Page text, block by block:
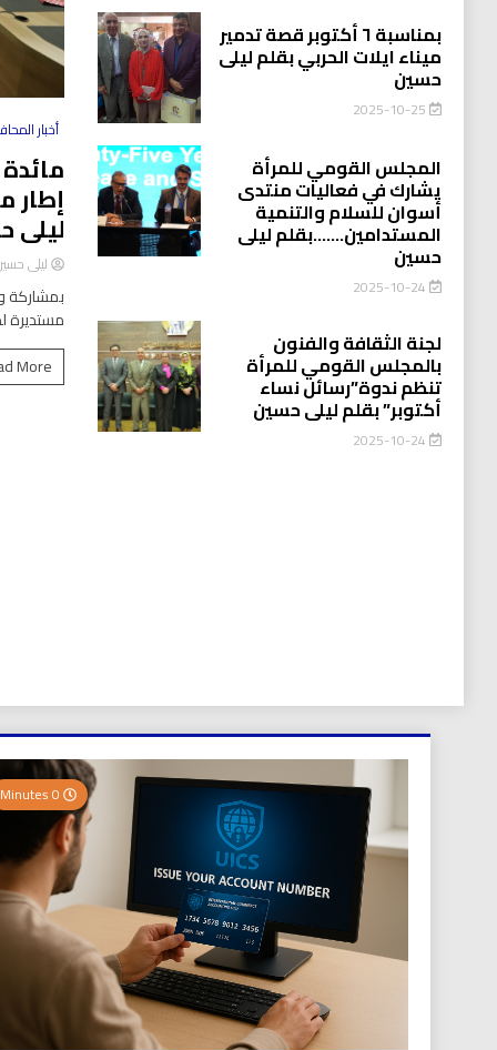
أخبار
إطار
ليلى
ليلى
بمشاركة
مستديرة
More
بمناسبة ٦ أكتوبر قصة تدمير
ميناء ايلات الحربي بقلم ليلى
حسين
2025-10-25
المجلس القومي للمرأة
يشارك في فعاليات منتدى
أسوان للسلام والتنمية
المستدامين…….بقلم ليلى
حسين
2025-10-24
لجنة الثقافة والفنون
بالمجلس القومي للمرأة
تنظم ندوة”رسائل نساء
أكتوبر” بقلم ليلى حسين
2025-10-24